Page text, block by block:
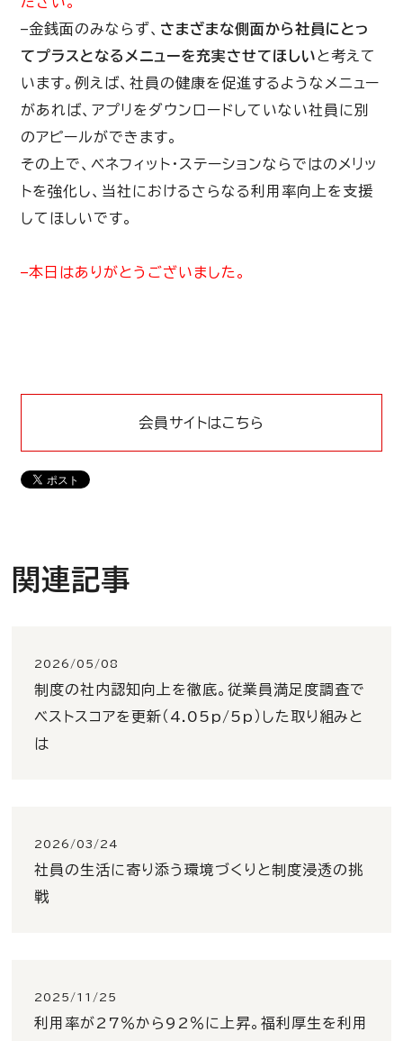
–金銭面のみならず、 さまざまな側面から社員にとっ
てプラスとなるメニューを充実させてほしい と考えて
います。例えば、社員の健康を促進するようなメニュー
があれば、アプリをダウンロードしていない社員に別
のアピールができます。
その上で、ベネフィット・ステーションならではのメリッ
トを強化し、当社におけるさらなる利用率向上を支援
してほしいです。
–本日はありがとうございました。
会員サイトはこちら
関連記事
2026/05/08
制度の社内認知向上を徹底。従業員満足度調査で
ベストスコアを更新（4.05p/5p）した取り組みと
は
2026/03/24
社員の生活に寄り添う環境づくりと制度浸透の挑
戦
2025/11/25
利用率が27％から92％に上昇。福利厚生を利用